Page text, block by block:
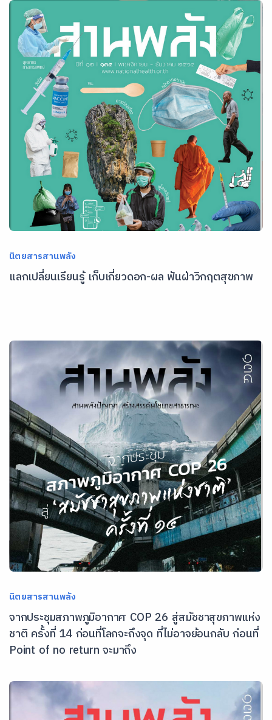
นิตยสารสานพลัง
แลกเปลี่ยนเรียนรู้ เก็บเกี่ยวดอก-ผล ฟันฝ่าวิกฤตสุขภาพ
นิตยสารสานพลัง
จากประชุมสภาพภูมิอากาศ COP 26 สู่สมัชชาสุขภาพแห่ง
ชาติ ครั้งที่ 14 ก่อนที่โลกจะถึงจุด ที่ไม่อาจย้อนกลับ ก่อนที่
Point of no return จะมาถึง